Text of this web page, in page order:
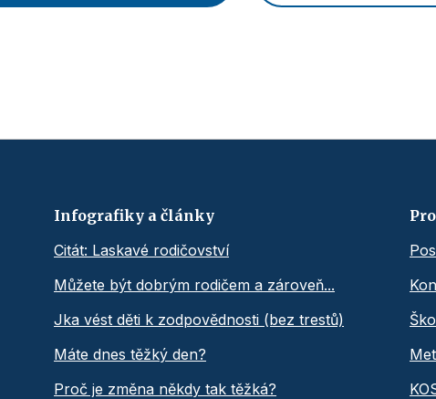
Infografiky a články
Citát: Laskavé rodičovství
Můžete být dobrým rodičem a zároveň...
Jka vést děti k zodpovědnosti (bez trestů)
Máte dnes těžký den?
Proč je změna někdy tak těžká?